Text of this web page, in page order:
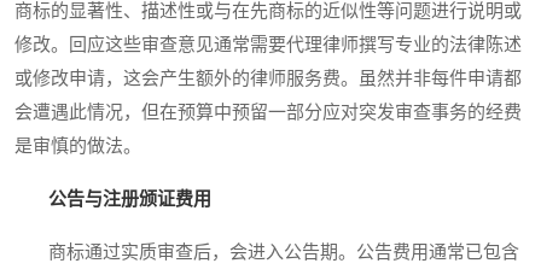
商标的显著性、描述性或与在先商标的近似性等问题进行说明或
修改。回应这些审查意见通常需要代理律师撰写专业的法律陈述
或修改申请，这会产生额外的律师服务费。虽然并非每件申请都
会遭遇此情况，但在预算中预留一部分应对突发审查事务的经费
是审慎的做法。
公告与注册颁证费用
商标通过实质审查后，会进入公告期。公告费用通常已包含